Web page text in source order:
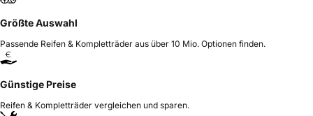
Größte Auswahl
Passende Reifen & Kompletträder aus über 10 Mio. Optionen finden.
Günstige Preise
Reifen & Kompletträder vergleichen und sparen.